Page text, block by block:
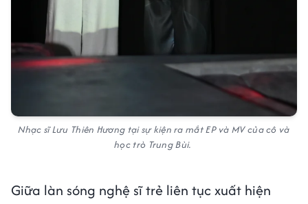
Nhạc sĩ Lưu Thiên Hương tại sự kiện ra mắt EP và MV của cô và
học trò Trung Bùi.
Giữa làn sóng nghệ sĩ trẻ liên tục xuất hiện